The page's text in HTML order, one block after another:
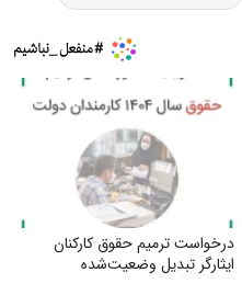
درخواست ترمیم حقوق کارکنان
ایثارگر تبدیل وضعیت‌شده